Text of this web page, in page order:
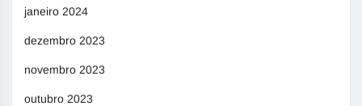
janeiro 2024
dezembro 2023
novembro 2023
outubro 2023